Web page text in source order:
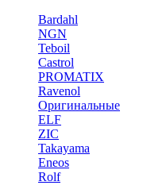
Bardahl
NGN
Teboil
Castrol
PROMATIX
Ravenol
Оригинальные
ELF
ZIC
Takayama
Eneos
Rolf